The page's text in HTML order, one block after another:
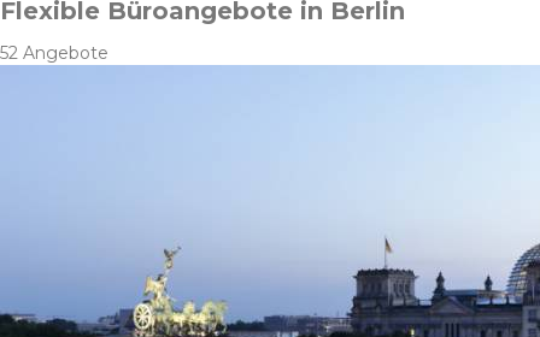
Flexible Büroangebote in Berlin
52 Angebote